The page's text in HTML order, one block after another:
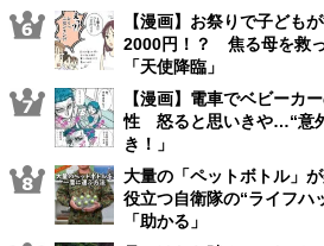
【漫画】お祭りで子ども
2000円！？ 焦る母を救
「天使降臨」
【漫画】電車でベビーカ
性 怒ると思いきや…“意
き！」
大量の「ペットボトル」
役立つ自衛隊の“ライフハ
「助かる」